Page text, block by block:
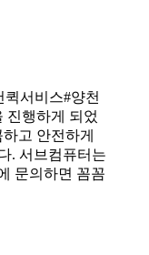
서비스#양천
진행하게 되었
고 안전하게
. 서브컴퓨터는
문의하면 꼼꼼